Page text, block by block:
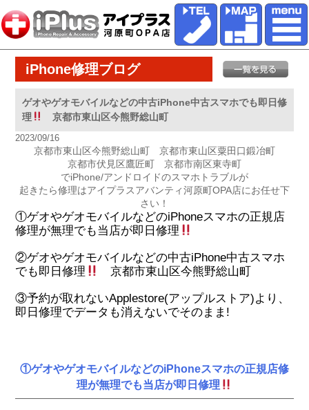
iPhone修理ブログ
ゲオやゲオモバイルなどの中古iPhone中古スマホでも即日修
理
京都市東山区今熊野総山町
2023/09/16
京都市東山区今熊野総山町 京都市東山区粟田口鍛冶町
京都市伏見区鷹匠町 京都市南区東寺町
でiPhone/アンドロイドのスマホトラブルが
起きたら修理はアイプラスアバンティ河原町OPA店にお任せ下
さい！
①ゲオやゲオモバイルなどのiPhoneスマホの正規店
修理が無理でも当店が即日修理
②ゲオやゲオモバイルなどの中古iPhone中古スマホ
でも即日修理
京都市東山区今熊野総山町
③予約が取れないApplestore(アップルストア)より、
即日修理でデータも消えないでそのまま!
①ゲオやゲオモバイルなどのiPhoneスマホの正規店修
理が無理でも当店が即日修理